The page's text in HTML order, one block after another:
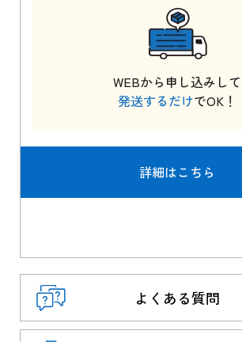
WEBから申し込みして
発送するだけでOK！
詳細はこちら
よくある質問